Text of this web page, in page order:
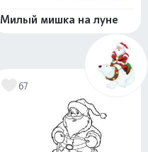
Милый мишка на луне
67